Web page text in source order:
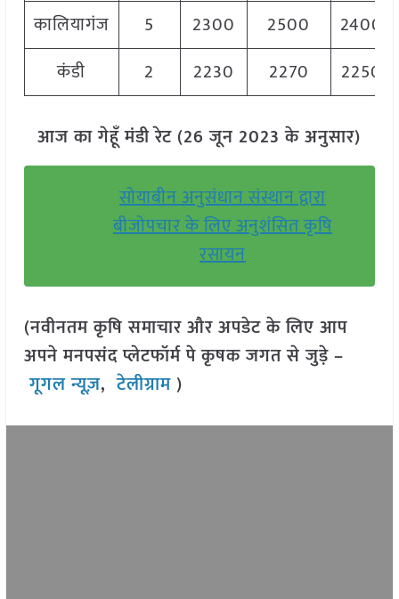
कालियागंज
5 2300 2500
2400
कंडी
2 2230 2270 2250
आज का गेहूँ मंडी रेट (26 जून 2023 के अनुसार)
सोयाबीन अनुसंधान संस्थान द्वारा
बीजोपचार के लिए अनुशंसित कृषि
रसायन
(नवीनतम कृषि समाचार और अपडेट के लिए आप
अपने मनपसंद प्लेटफॉर्म पे कृषक जगत से जुड़े –
गूगल न्यूज़,टेलीग्राम )